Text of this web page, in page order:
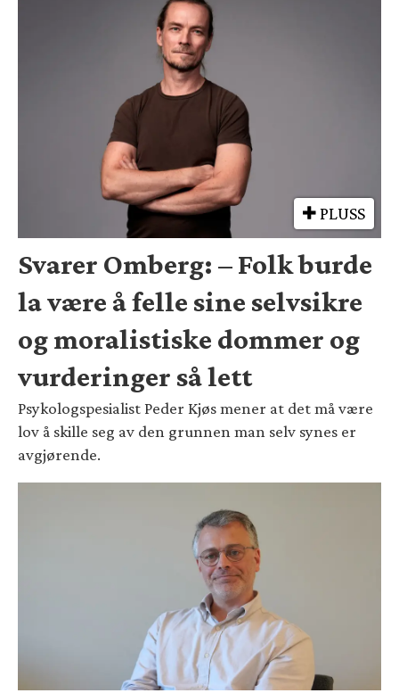
PLUSS
Svarer Omberg: – Folk burde
la være å felle sine selvsikre
og moralistiske dommer og
vurderinger så lett
Psykologspesialist Peder Kjøs mener at det må være
lov å skille seg av den grunnen man selv synes er
avgjørende.